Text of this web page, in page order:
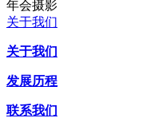
年会摄影
关于我们
关于我们
发展历程
联系我们